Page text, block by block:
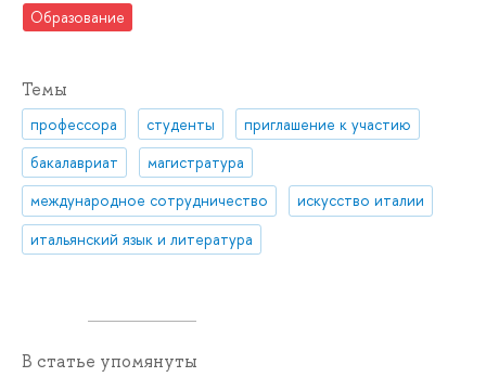
Образование
Темы
профессора студенты
приглашение к участию
бакалавриат
магистратура
международное сотрудничество
искусство италии
итальянский язык и литература
В статье упомянуты